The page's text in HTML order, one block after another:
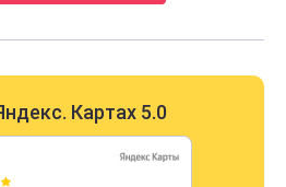
Картах 5.0